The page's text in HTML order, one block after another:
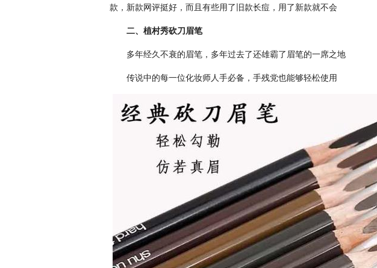
款，新款网评挺好，而且有些用了旧款长痘，用了新款就不会
二、植村秀砍刀眉笔
多年经久不衰的眉笔，多年过去了还雄霸了眉笔的一席之地
传说中的每一位化妆师人手必备，手残党也能够轻松使用